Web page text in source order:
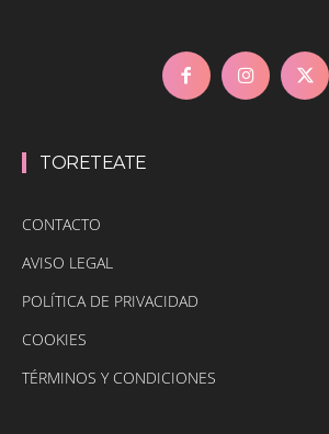
TORETEATE
CONTACTO
AVISO LEGAL
POLÍTICA DE PRIVACIDAD
COOKIES
TÉRMINOS Y CONDICIONES